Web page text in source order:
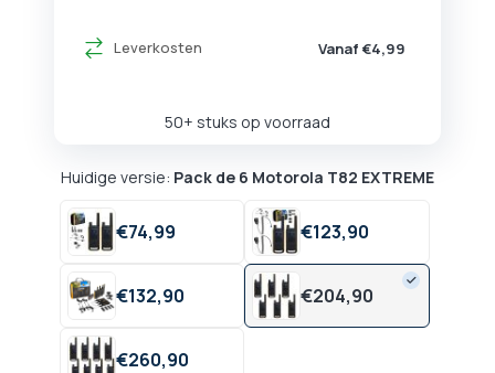
Leverkosten Vanaf €4,99
50+ stuks op voorraad
Huidige versie: Pack de 6 Motorola T82 EXTREME
€74,99 €123,90
€132,90 €204,90
€260,90